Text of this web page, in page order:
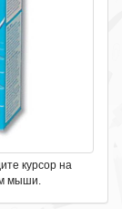
курсор на
мыши.